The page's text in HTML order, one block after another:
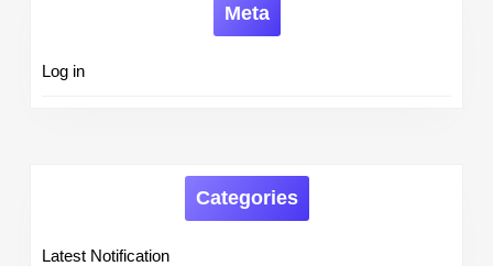
Meta
Log in
Categories
Latest Notification